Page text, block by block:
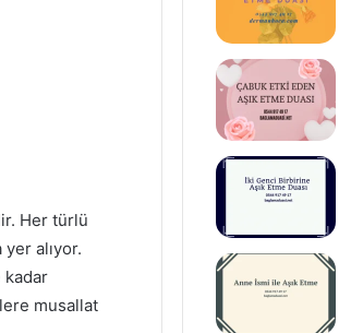
Her türlü
alıyor.
kadar
musallat